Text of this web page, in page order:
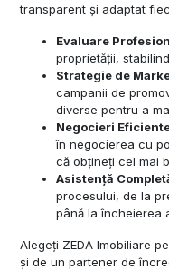
transparent și adaptat
Evaluare
proprietății,
Strategie de
campanii de
diverse pentru a
Negocieri
în negocierea cu
că obțineți cel mai
Asistență
procesului, de la
până la încheierea
Alegeți ZEDA Imobiliare
și de un partener de